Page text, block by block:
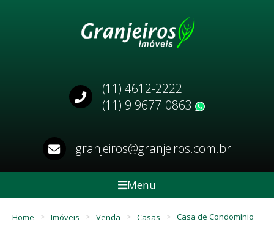
(11) 4612-2222
(11) 9 9677-0863
granjeiros@granjeiros.com.br
Menu
Home Imóveis Venda Casas Casa de Condomínio